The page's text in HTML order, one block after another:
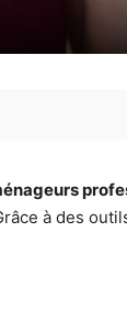
à des